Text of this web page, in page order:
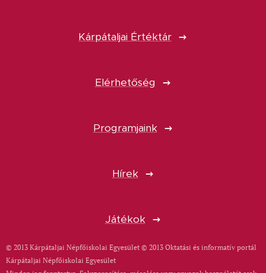
Kárpátaljai Értéktár
Elérhetőség
Programjaink
Hírek
Játékok
© 2013 Kárpátaljai Népfőiskolai Egyesület © 2013 Oktatási és informatív portál
Kárpátaljai Népfőiskolai Egyesület